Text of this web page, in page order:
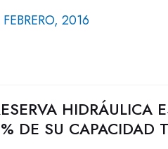
2016
HIDRÁULICA
DE SU CAPACIDAD